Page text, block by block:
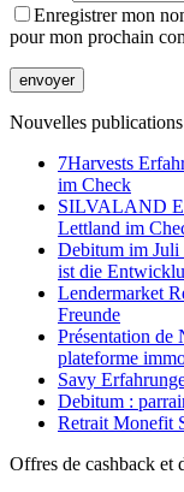
Enregistrer mon
pour mon prochain
Nouvelles publications
7Harvests
im Check
SILVALAND
Lettland im
Debitum im Juli
ist die
Lendermarket
Freunde
Présentation de
plateforme
Savy
Debitum :
Retrait Monefit
Offres de cashback et